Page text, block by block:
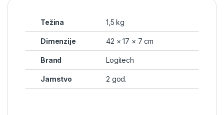
Težina 1,5 kg
Dimenzije 42 × 17 × 7 cm
Brand Logitech
Jamstvo 2 god.